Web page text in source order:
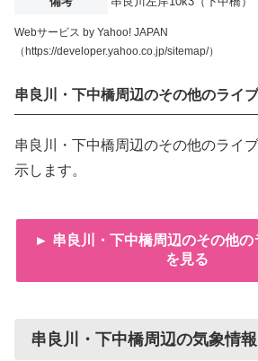
Webサービス by Yahoo! JAPAN
（https://developer.yahoo.co.jp/sitemap/）
串良川・下中橋周辺のその他のライ
串良川・下中橋周辺のその他のライ
示します。
► 串良川・下中橋周辺のその他の
を見る
串良川・下中橋周辺の気象情報